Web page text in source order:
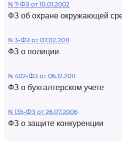
N 7-ФЗ от 10.01.2002
ФЗ об охране окружающей
N 3-ФЗ от 07.02.2011
ФЗ о полиции
N 402-ФЗ от 06.12.2011
ФЗ о бухгалтерском учете
N 135-ФЗ от 26.07.2006
ФЗ о защите конкуренции